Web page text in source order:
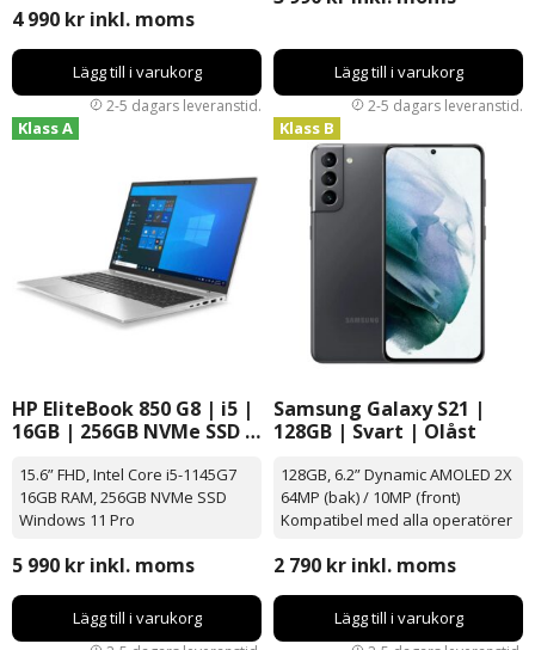
4 990 kr inkl. moms
Lägg till i varukorg Lägg till i varukorg
HP EliteBook 850 G8 | i5 |
16GB | 256GB NVMe SSD |
Klass A
15.6” FHD, Intel Core i5-1145G7
16GB RAM, 256GB NVMe SSD
Windows 11 Pro
5 990 kr inkl. moms
Lägg till i varukorg
Samsung Galaxy S21 |
128GB | Svart | Olåst
Klass B
128GB, 6.2” Dynamic AMOLED 2X
64MP (bak) / 10MP (front)
Kompatibel med alla operatörer
2 790 kr inkl. moms
Lägg till i varukorg